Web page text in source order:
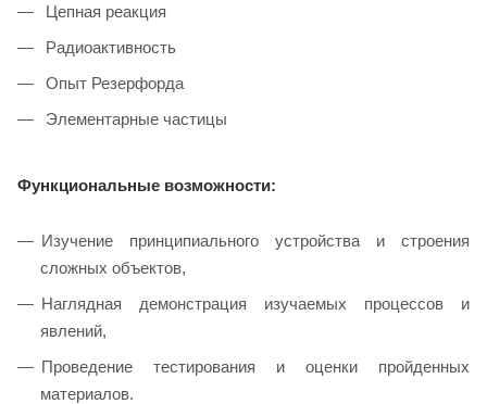
Цепная реакция
Радиоактивность
Опыт Резерфорда
Элементарные частицы
Функциональные возможности:
Изучение принципиального устройства и строения
сложных объектов,
Наглядная демонстрация изучаемых процессов и
явлений,
Проведение тестирования и оценки пройденных
материалов.